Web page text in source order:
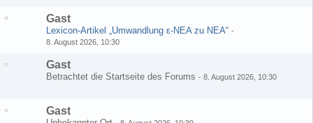
Gast
Lexicon-Artikel „Umwandlung ε-NEA zu NEA“ -
8. August 2026, 10:30
Gast
Betrachtet die Startseite des Forums - 8. August 2026, 10:30
Gast